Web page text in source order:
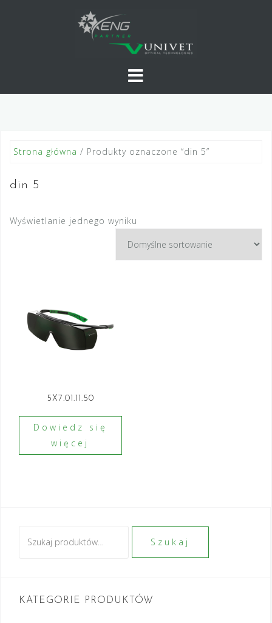
Strona główna / Produkty oznaczone “din 5”
din 5
Wyświetlanie jednego wyniku
5X7.01.11.50
Dowiedz się
więcej
Szukaj
KATEGORIE PRODUKTÓW